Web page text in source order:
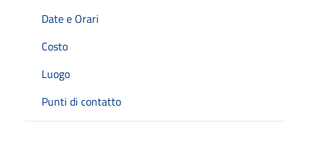
Date e Orari
Costo
Luogo
Punti di contatto